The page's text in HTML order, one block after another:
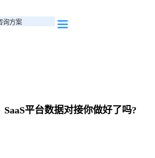
询方案
SaaS平台数据对接你做好了吗?